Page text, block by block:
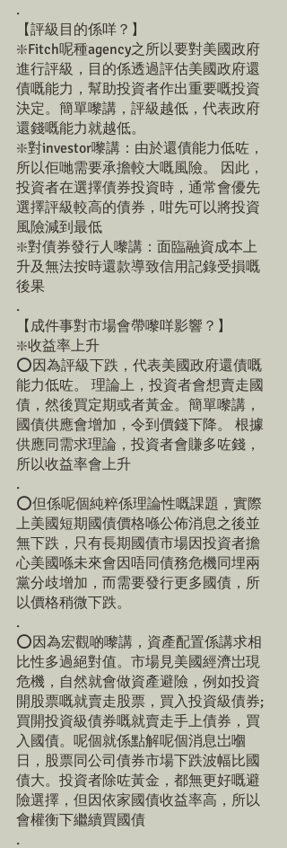
.
【評級目的係咩？】
❇️Fitch呢種agency之所以要對美國政府
進行評級，目的係透過評估美國政府還
債嘅能力，幫助投資者作出重要嘅投資
決定。簡單嚟講，評級越低，代表政府
還錢嘅能力就越低。
❇️對investor嚟講：由於還債能力低咗，
所以佢哋需要承擔較大嘅風險。 因此，
投資者在選擇債券投資時，通常會優先
選擇評級較高的債券，咁先可以將投資
風險減到最低
❇️對債券發行人嚟講：面臨融資成本上
升及無法按時還款導致信用記錄受損嘅
後果
.
【成件事對市場會帶嚟咩影響？】
❇️收益率上升
⭕️因為評級下跌，代表美國政府還債嘅
能力低咗。 理論上，投資者會想賣走國
債，然後買定期或者黃金。簡單嚟講，
國債供應會增加，令到價錢下降。 根據
供應同需求理論，投資者會賺多咗錢，
所以收益率會上升
.
⭕️但係呢個純粹係理論性嘅課題，實際
上美國短期國債價格喺公佈消息之後並
無下跌，只有長期國債市場因投資者擔
心美國喺未來會因唔同債務危機同埋兩
黨分歧增加，而需要發行更多國債，所
以價格稍微下跌。
.
⭕️因為宏觀啲嚟講，資產配置係講求相
比性多過絕對值。市場見美國經濟岀現
危機，自然就會做資產避險，例如投資
開股票嘅就賣走股票，買入投資級債券;
買開投資級債券嘅就賣走手上債券，買
入國債。呢個就係點解呢個消息岀嗰
日，股票同公司債券市場下跌波幅比國
債大。投資者除咗黃金，都無更好嘅避
險選擇，但因依家國債收益率高，所以
會權衡下繼續買國債
.